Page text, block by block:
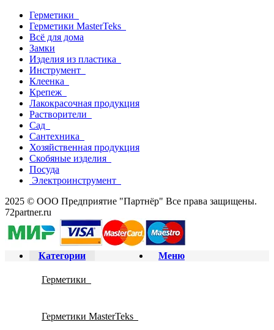
Герметики
Герметики MasterTeks
Всё для дома
Замки
Изделия из пластика
Инструмент
Клеенка
Крепеж
Лакокрасочная продукция
Растворители
Сад
Сантехника
Хозяйственная продукция
Скобяные изделия
Посуда
Электроинструмент
2025 © ООО Предприятие "Партнёр" Все права защищены.
72partner.ru
Меню
Категории
Герметики
Герметики MasterTeks